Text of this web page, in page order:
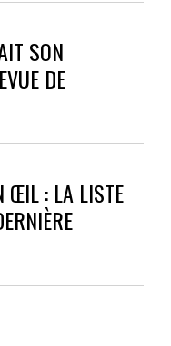
SON
DE
ŒIL : LA LISTE